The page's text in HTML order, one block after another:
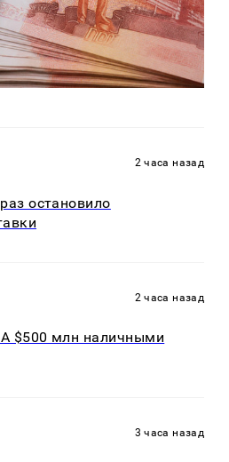
2 часа назад
остановило
2 часа назад
$500 млн наличными
3 часа назад